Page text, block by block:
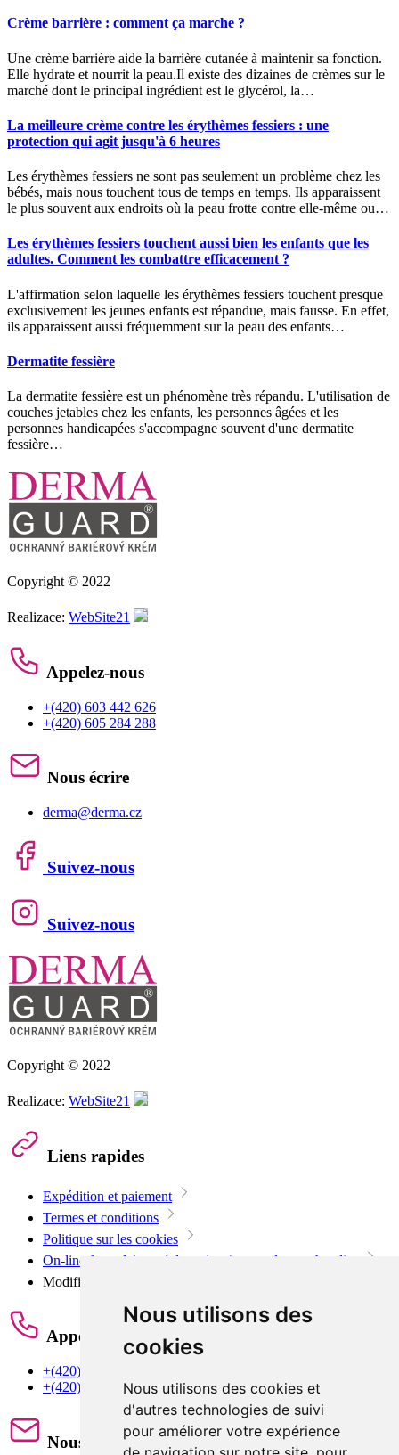
Nous utilisons des
cookies
Nous utilisons des cookies et
d'autres technologies de suivi
pour améliorer votre expérience
Crème barrière : comment ça marche ?
Une crème barrière aide la barrière cutanée à maintenir sa fonction.
Elle hydrate et nourrit la peau.Il existe des dizaines de crèmes sur le
marché dont le principal ingrédient est le glycérol, la…
La meilleure crème contre les érythèmes fessiers : une
protection qui agit jusqu'à 6 heures
Les érythèmes fessiers ne sont pas seulement un problème chez les
bébés, mais nous touchent tous de temps en temps. Ils apparaissent
le plus souvent aux endroits où la peau frotte contre elle-même ou…
Les érythèmes fessiers touchent aussi bien les enfants que les
adultes. Comment les combattre efficacement ?
L'affirmation selon laquelle les érythèmes fessiers touchent presque
exclusivement les jeunes enfants est répandue, mais fausse. En effet,
ils apparaissent aussi fréquemment sur la peau des enfants…
Dermatite fessière
La dermatite fessière est un phénomène très répandu. L'utilisation de
couches jetables chez les enfants, les personnes âgées et les
personnes handicapées s'accompagne souvent d'une dermatite
fessière…
Copyright © 2022
Realizace: WebSite21
Appelez-nous
+(420) 603 442 626
+(420) 605 284 288
Nous écrire
derma@derma.cz
Suivez-nous
Suivez-nous
Copyright © 2022
Realizace: WebSite21
Liens rapides
Expédition et paiement
Termes et conditions
Politique sur les cookies
On-line formulaire - réclamation / retour de marchandise
Modifier les paramètres des cookies
Appelez-nous
+(420) 603 442 626
+(420) 605 284 288
Nous écrire